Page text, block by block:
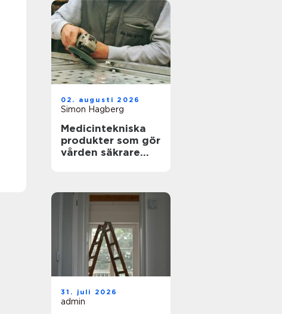
02. augusti 2026
Simon Hagberg
Medicintekniska
produkter som gör
vården säkrare
31. juli 2026
admin